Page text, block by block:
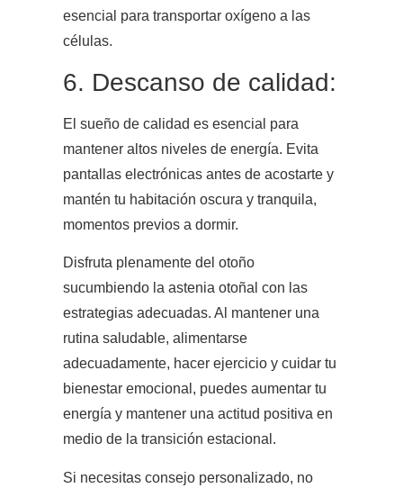
esencial para transportar oxígeno a las
células.
6. Descanso de calidad:
El sueño de calidad es esencial para
mantener altos niveles de energía. Evita
pantallas electrónicas antes de acostarte y
mantén tu habitación oscura y tranquila,
momentos previos a dormir.
Disfruta plenamente del otoño
sucumbiendo la astenia otoñal con las
estrategias adecuadas. Al mantener una
rutina saludable, alimentarse
adecuadamente, hacer ejercicio y cuidar tu
bienestar emocional, puedes aumentar tu
energía y mantener una actitud positiva en
medio de la transición estacional.
Si necesitas consejo personalizado, no